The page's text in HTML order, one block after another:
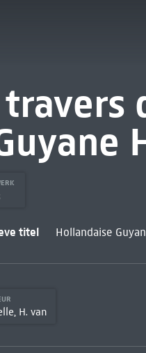
titel Hollandaise
H. van